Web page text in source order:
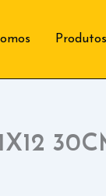
Produtos